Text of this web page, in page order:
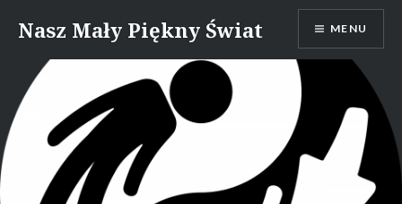
Nasz Mały Piękny Świat MENU